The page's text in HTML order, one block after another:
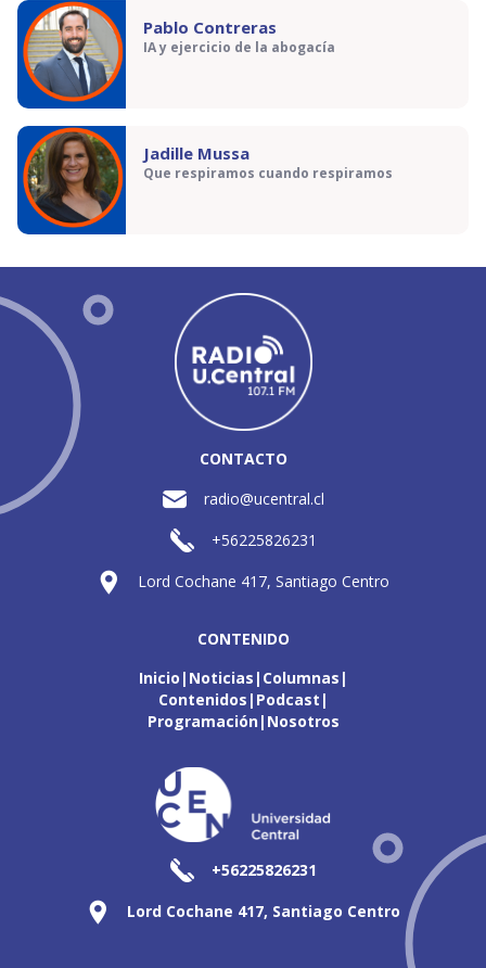
Pablo Contreras
IA y ejercicio de la abogacía
Jadille Mussa
Que respiramos cuando respiramos
CONTACTO
radio@ucentral.cl
+56225826231
Lord Cochane 417, Santiago Centro
CONTENIDO
Inicio Noticias Columnas
Contenidos Podcast
Programación Nosotros
+56225826231
Lord Cochane 417, Santiago Centro